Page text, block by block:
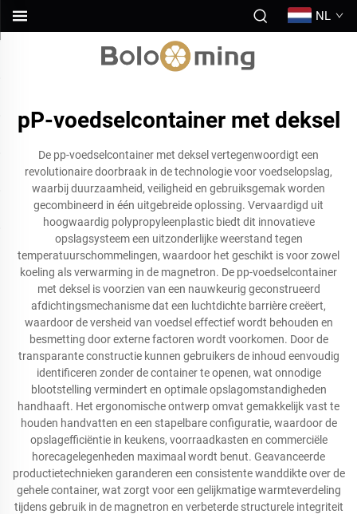
NL
pP-voedselcontainer met deksel
De pp-voedselcontainer met deksel vertegenwoordigt een
revolutionaire doorbraak in de technologie voor voedselopslag,
waarbij duurzaamheid, veiligheid en gebruiksgemak worden
gecombineerd in één uitgebreide oplossing. Vervaardigd uit
hoogwaardig polypropyleenplastic biedt dit innovatieve
opslagsysteem een uitzonderlijke weerstand tegen
temperatuurschommelingen, waardoor het geschikt is voor zowel
koeling als verwarming in de magnetron. De pp-voedselcontainer
met deksel is voorzien van een nauwkeurig geconstrueerd
afdichtingsmechanisme dat een luchtdichte barrière creëert,
waardoor de versheid van voedsel effectief wordt behouden en
besmetting door externe factoren wordt voorkomen. Door de
transparante constructie kunnen gebruikers de inhoud eenvoudig
identificeren zonder de container te openen, wat onnodige
blootstelling vermindert en optimale opslagomstandigheden
handhaaft. Het ergonomische ontwerp omvat gemakkelijk vast te
houden handvatten en een stapelbare configuratie, waardoor de
opslagefficiëntie in keukens, voorraadkasten en commerciële
horecagelegenheden maximaal wordt benut. Geavanceerde
productietechnieken garanderen een consistente wanddikte over de
gehele container, wat zorgt voor een gelijkmatige warmteverdeling
tijdens gebruik in de magnetron en verbeterde structurele integriteit